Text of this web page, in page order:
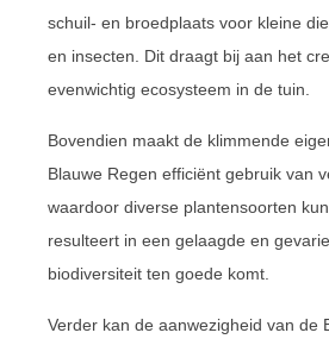
schuil- en broedplaats voor kleine
en insecten. Dit draagt bij aan het
evenwichtig ecosysteem in de tuin.
Bovendien maakt de klimmende
Blauwe Regen efficiënt gebruik van
waardoor diverse plantensoorten
resulteert in een gelaagde en
biodiversiteit ten goede komt.
Verder kan de aanwezigheid van de